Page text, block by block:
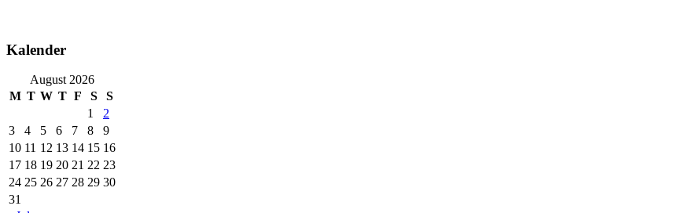
Kalender
August 2026
M T W T F S
S
1
2
3
4 5 6 7 8
9
10 11 12 13 14 15 16
17 18 19 20 21 22 23
24 25 26 27 28 29 30
31